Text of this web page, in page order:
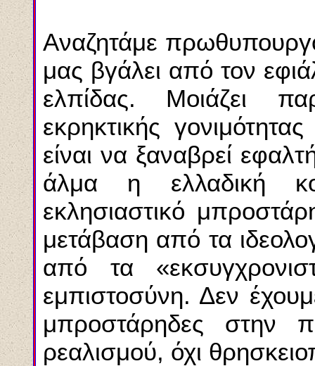
Aναζητάμε
μας βγάλει από τον
ελπίδας. Mοιάζει
εκρηκτικής
είναι να ξαναβρεί
άλμα η ελλαδική
εκλησιαστικό
μετάβαση από τα
από τα
εμπιστοσύνη. Δεν
μπροστάρηδες στην
ρεαλισμού, όχι